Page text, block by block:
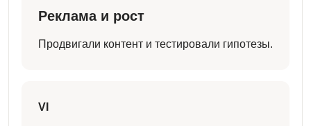
Реклама и рост
Продвигали контент и тестировали гипотезы.
VI